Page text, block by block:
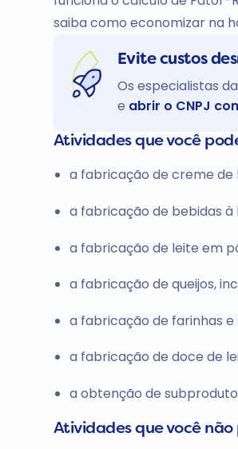
saiba como economizar na
Evite custos
Os especialistas
e abrir o CNPJ
Atividades que você
a fabricação de creme de
a fabricação de bebidas à
a fabricação de leite em
a fabricação de queijos,
a fabricação de farinhas
a fabricação de doce de
a obtenção de
Atividades que você não